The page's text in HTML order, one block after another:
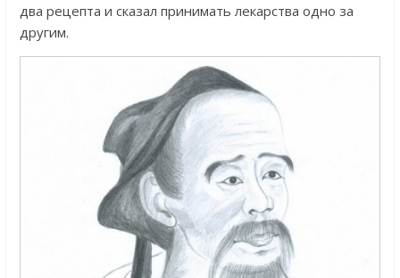
два рецепта и сказал принимать лекарства одно за
другим.